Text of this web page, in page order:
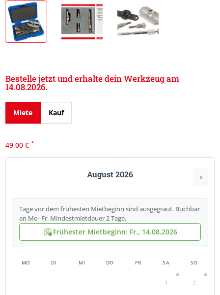
Bestelle jetzt und erhalte dein Werkzeug am
14.08.2026.
Miete Kauf
49,00€ *
August 2026 ›
Tage vor dem frühesten Mietbeginn sind ausgegraut. Buchbar
an Mo–Fr. Mindestmietdauer 2 Tage.
Frühester Mietbeginn: Fr., 14.08.2026
MO DI MI DO FR SA SO
1 2